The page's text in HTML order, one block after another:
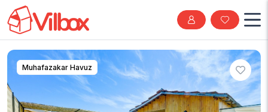
Muhafazakar Havuz